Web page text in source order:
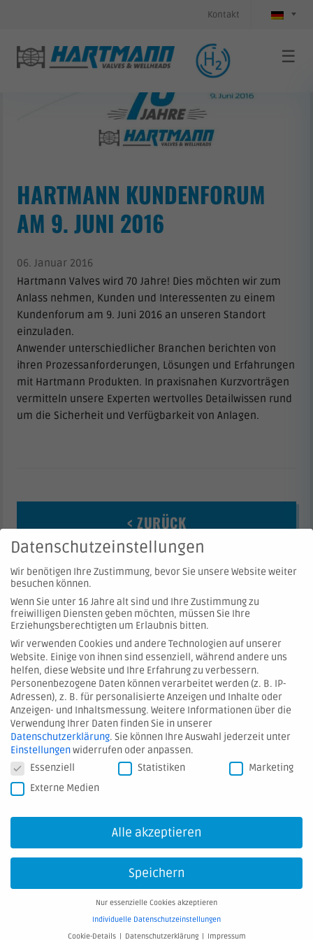
Kontakt
☰
HARTMANN KUNDENFORUM
AM 9. JUNI 2016
06. Januar 2016
Hartmann Valves wird 70 Jahre! Dies möchten wir zum
Anlass nehmen, Kunden und Interessenten zu einem
Kundenforum am 9. Juni 2016 an unseren Standort
einzuladen.
Anwender unterschiedlicher Branchen berichten von
ihren Prozessanforderungen, Lösungen und Erfahrungen
mit Hartmann Produkten. In praxisnahen Kurzvorträgen
vermitteln unsere Experten wertvolles Detailwissen rund
um die Sicherheit und Verfügbarkeit von Anlagen.
< ZURÜCK
© 2026 Hartmann Valves GmbH
Kontakt
Hinweis melden
AGB
Datenschutz
Datenschutzeinstellungen
Wir benötigen Ihre Zustimmung, bevor Sie unsere Website weiter
besuchen können.
Wenn Sie unter 16 Jahre alt sind und Ihre Zustimmung zu
freiwilligen Diensten geben möchten, müssen Sie Ihre
Erziehungsberechtigten um Erlaubnis bitten.
Wir verwenden Cookies und andere Technologien auf unserer
Website. Einige von ihnen sind essenziell, während andere uns
helfen, diese Website und Ihre Erfahrung zu verbessern.
Personenbezogene Daten können verarbeitet werden (z. B. IP-
Adressen), z. B. für personalisierte Anzeigen und Inhalte oder
Anzeigen- und Inhaltsmessung. Weitere Informationen über die
Verwendung Ihrer Daten finden Sie in unserer
Datenschutzerklärung. Sie können Ihre Auswahl jederzeit unter
Einstellungenwiderrufen oder anpassen.
Datenschutzeinstellungen
Essenziell Statistiken
Marketing
Externe Medien
Alle akzeptieren
Speichern
Nur essenzielle Cookies akzeptieren
Individuelle Datenschutzeinstellungen
Cookie-Details
Datenschutzerklärung Impressum